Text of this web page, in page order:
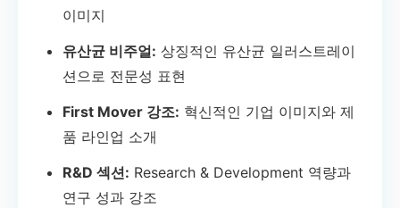
이미지
유산균 비주얼: 상징적인 유산균 일러스트레이
션으로 전문성 표현
First Mover 강조: 혁신적인 기업 이미지와 제
품 라인업 소개
R&D 섹션: Research & Development 역량과
연구 성과 강조